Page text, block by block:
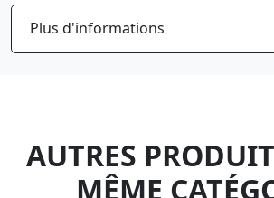
Plus d'informations
AUTRES
MÊME